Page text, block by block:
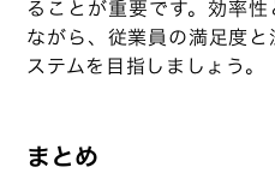
ることが重要です。効率
ながら、従業員の満足度
ステムを目指しましょう。
まとめ